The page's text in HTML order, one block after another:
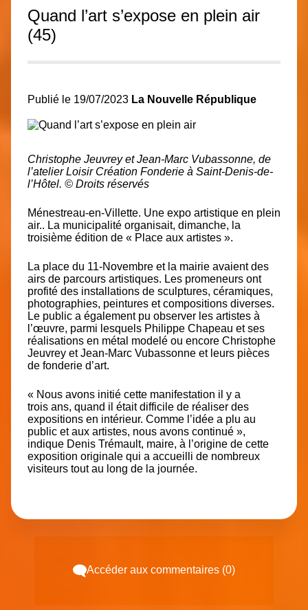
Quand l’art s’expose en plein air
(45)
Publié le 19/07/2023 La Nouvelle République
Christophe Jeuvrey et Jean-Marc Vubassonne, de
l’atelier Loisir Création Fonderie à Saint-Denis-de-
l’Hôtel. © Droits réservés
Ménestreau-en-Villette. Une expo artistique en plein
air.. La municipalité organisait, dimanche, la
troisième édition de « Place aux artistes ».
La place du 11-Novembre et la mairie avaient des
airs de parcours artistiques. Les promeneurs ont
profité des installations de sculptures, céramiques,
photographies, peintures et compositions diverses.
Le public a également pu observer les artistes à
l’œuvre, parmi lesquels Philippe Chapeau et ses
réalisations en métal modelé ou encore Christophe
Jeuvrey et Jean-Marc Vubassonne et leurs pièces
de fonderie d’art.
« Nous avons initié cette manifestation il y a
trois ans, quand il était difficile de réaliser des
expositions en intérieur. Comme l’idée a plu au
public et aux artistes, nous avons continué »,
indique Denis Trémault, maire, à l’origine de cette
exposition originale qui a accueilli de nombreux
visiteurs tout au long de la journée.
Accéder aux commentaires (0)